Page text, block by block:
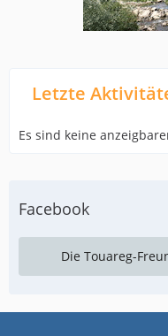
Letzte
Es sind keine
Facebook
Die Touareg-